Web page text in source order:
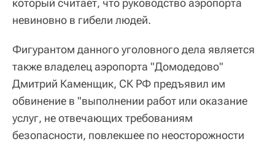
который считает, что руководство аэропорта
невиновно в гибели людей.
Фигурантом данного уголовного дела является
также владелец аэропорта "Домодедово"
Дмитрий Каменщик, СК РФ предъявил им
обвинение в "выполнении работ или оказание
услуг, не отвечающих требованиям
безопасности, повлекшее по неосторожности